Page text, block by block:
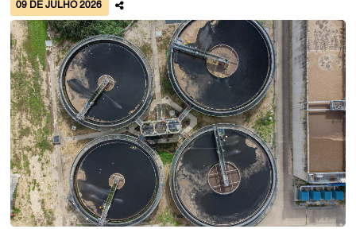
09 DE JULHO 2026